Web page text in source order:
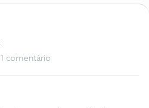
1 comentário